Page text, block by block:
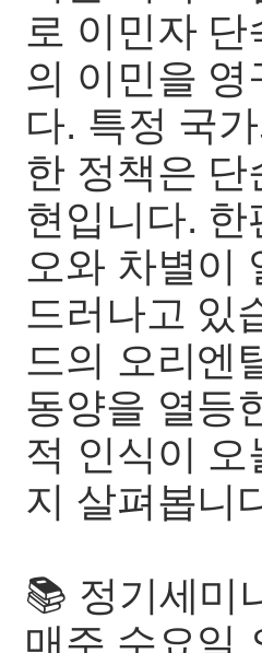
로 이민자
의 이민을 영
다. 특정 국
한 정책은
현입니다. 한
오와 차별이
드러나고 있
드의 오리엔
동양을 열등
적 인식이
지 살펴봅니
📚 정기세미
매주 수요일